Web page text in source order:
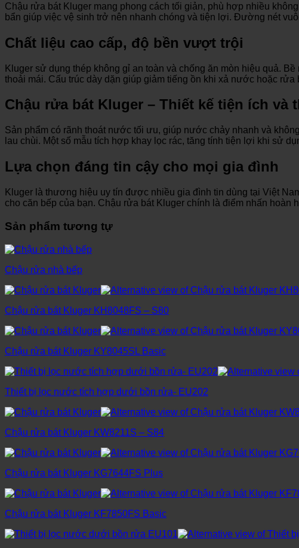
Chậu rửa bát Kluger mang phong cách tối giản, phù hợp nhiều
bẩn giúp việc vệ sinh trở nên nhanh chóng và tiện lợi. Đường nét
Chất liệu cao cấp, độ bền vượt trội
Kluger sử dụng thép không gỉ an toàn và chống ăn mòn hiệu quả.
thoải mái. Cấu trúc dày dặn giúp giảm tiếng ồn khi xả nước hoặc rửa
Chậu rửa bát Kluger – Thiết kế tiện ích và
Sản phẩm có rãnh thoát nước tối ưu, giúp nước chảy nhanh và
lau chùi. Một số mẫu tích hợp khay lọc rác, tăng tính tiện lợi khi sử
Lựa chọn đáng tin cậy cho mọi gia đình
Kluger là thương hiệu uy tín được nhiều gia đình tin dùng tại Việt
cho căn bếp của bạn. Chậu rửa bát Kluger chính là điểm nhấn hoàn
Sản phẩm tương tự
Chậu rửa nhà bếp
Chậu rửa bát Kluger KH8048FS – S80
Chậu rửa bát Kluger KY8045SL Basic
Thiết bị lọc nước tích hợp dưới bồn rửa- EU202
Chậu rửa bát Kluger KW8211S – S84
Chậu rửa bát Kluger KG7644FS Plus
Chậu rửa bát Kluger KF7850FS Basic